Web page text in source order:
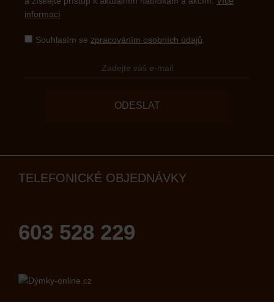
informací
Souhlasím se zpracováním osobních údajů
ODESLAT
TELEFONICKÉ OBJEDNÁVKY
603 528 229